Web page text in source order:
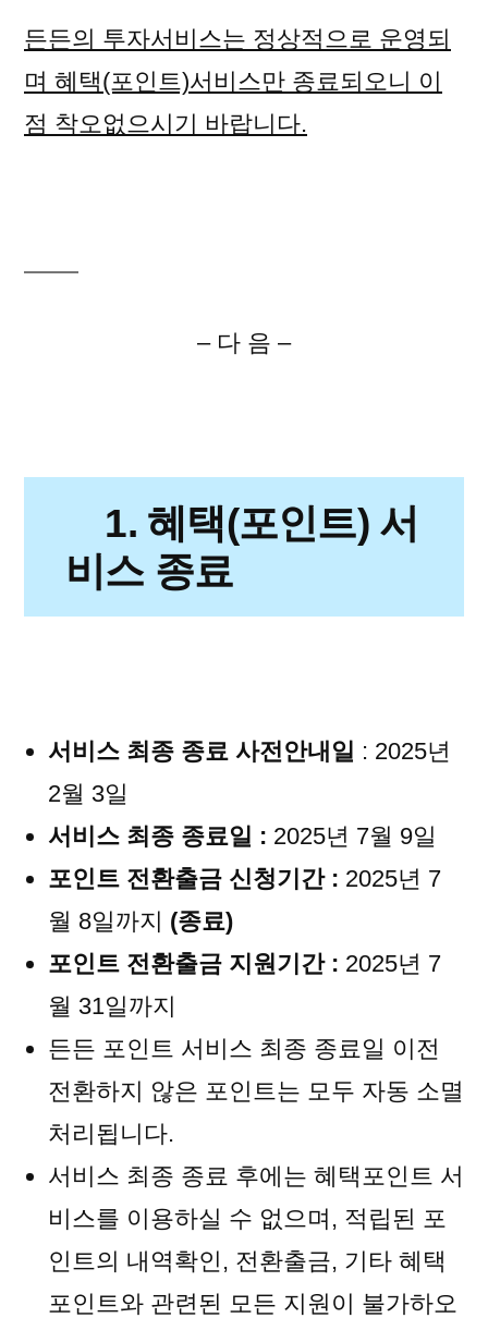
든든의 투자서비스는 정상적으로 운영되
며 혜택(포인트)서비스만 종료되오니 이
점 착오없으시기 바랍니다.
– 다 음 –
1. 혜택(포인트) 서
비스 종료
서비스 최종 종료 사전안내 일 : 2025년
2월 3일
서비스 최종 종료일 : 2025년 7월 9일
포인트 전환출금 신청기간 : 2025년 7
월 8일까지 (종료)
포인트 전환출금 지원기간 : 2025년 7
월 31일까지
든든 포인트 서비스 최종 종료일 이전
전환하지 않은 포인트는 모두 자동 소멸
처리됩니다.
서비스 최종 종료 후에는 혜택포인트 서
비스를 이용하실 수 없으며, 적립된 포
인트의 내역확인, 전환출금, 기타 혜택
포인트와 관련된 모든 지원이 불가하오